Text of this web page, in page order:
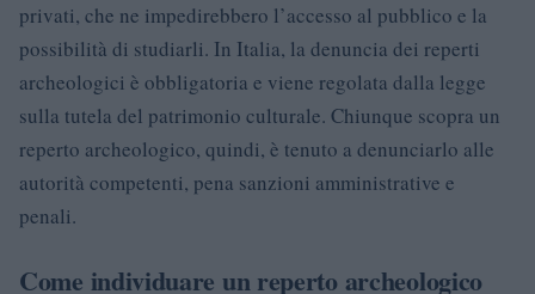
privati, che ne impedirebbero l’accesso al pubblico e la
possibilità di studiarli. In Italia, la denuncia dei reperti
archeologici è obbligatoria e viene regolata dalla legge
sulla tutela del patrimonio culturale. Chiunque scopra un
reperto archeologico, quindi, è tenuto a denunciarlo alle
autorità competenti, pena sanzioni amministrative e
penali.
Come individuare un reperto archeologico